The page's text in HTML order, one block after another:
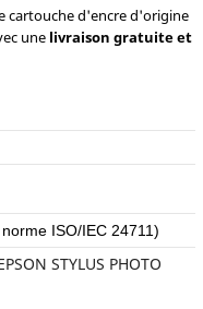
cartouche d'encre d'origine
une livraison gratuite et
ISO/IEC 24711)
STYLUS PHOTO